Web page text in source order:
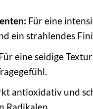
Für eine
ein strahlendes
eine seidige
antioxidativ und